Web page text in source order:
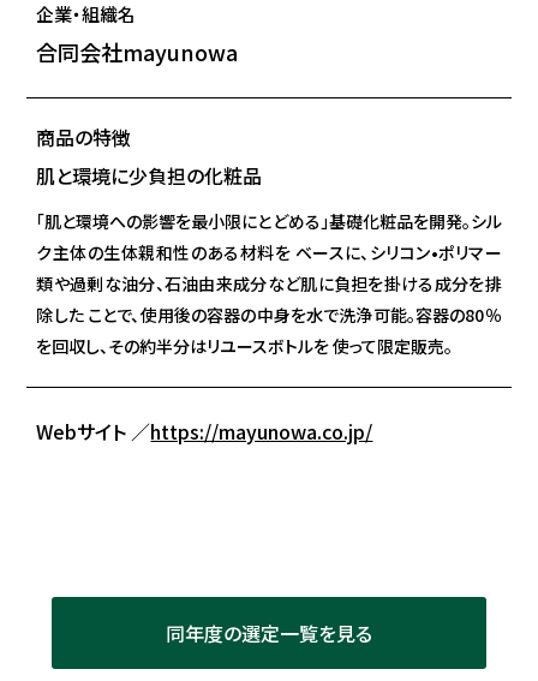
企業・組織名
合同会社mayunowa
商品の特徴
肌と環境に少負担の化粧品
「肌と環境への影響を最小限にとどめる」基礎化粧品を開発。シル
ク主体の生体親和性のある材料を ベースに、シリコン•ポリマー
類や過剰な油分、石油由来成分など肌に負担を掛ける成分を排
除した ことで、使用後の容器の中身を水で洗浄可能。容器の80％
を回収し、その約半分はリユースボトルを 使って限定販売。
Webサイト ／https://mayunowa.co.jp/
同年度の選定一覧を見る